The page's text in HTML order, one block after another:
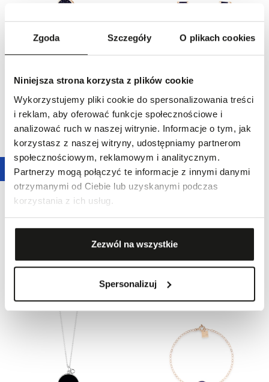
Zgoda Szczegóły O plikach cookies
Niniejsza strona korzysta z plików cookie
Wykorzystujemy pliki cookie do spersonalizowania treści
i reklam, aby oferować funkcje społecznościowe i
analizować ruch w naszej witrynie. Informacje o tym, jak
korzystasz z naszej witryny, udostępniamy partnerom
społecznościowym, reklamowym i analitycznym.
Partnerzy mogą połączyć te informacje z innymi danymi
otrzymanymi od Ciebie lub uzyskanymi podczas
korzystania z ich usług.
Zezwól na wszystkie
Spersonalizuj
Monokolczyk złoty GINETTE NY Kolczyki złote GINETTE NY
Bransoleta złota GINETTE NY
obniżką: 1690,00 zł -35,0%
Naszyjnik złoty GINETTE NY
3590,00 zł